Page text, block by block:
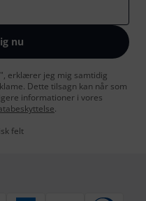
nu
erklærer jeg mig samtidig
Dette tilsagn kan når som
informationer i vores
.
felt